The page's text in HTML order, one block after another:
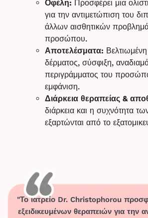
Οφέλη: Προσφέρει μια
για την αντιμετώπιση του
άλλων αισθητικών
προσώπου.
Αποτελέσματα:
δέρματος, σύσφιξη,
περιγράμματος του
εμφάνιση.
Διάρκεια θεραπείας &
διάρκεια και η συχνότητα
εξαρτώνται από το
"Το ιατρείο Dr. Christophorou
εξειδικευμένων θεραπειών για την